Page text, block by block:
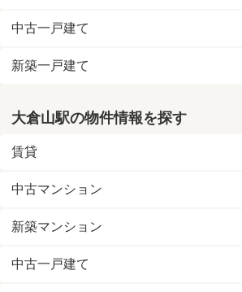
中古一戸建て
新築一戸建て
大倉山駅の物件情報を探す
賃貸
中古マンション
新築マンション
中古一戸建て